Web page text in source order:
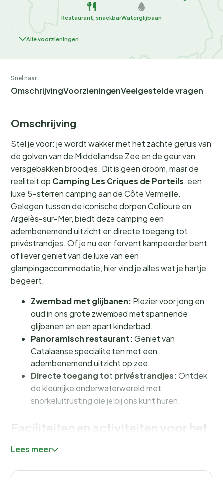
Restaurant, snackbarWaterglijbaan
Alle voorzieningen
Snel naar:
OmschrijvingVoorzieningenVeelgestelde vragen
Omschrijving
Stel je voor: je wordt wakker met het zachte geruis van
de golven van de Middellandse Zee en de geur van
versgebakken broodjes. Dit is geen droom, maar de
realiteit op Camping Les Criques de Porteils, een
luxe 5-sterren camping aan de Côte Vermeille.
Gelegen tussen de iconische dorpen Collioure en
Argelès-sur-Mer, biedt deze camping een
adembenemend uitzicht en directe toegang tot
privéstrandjes. Of je nu een fervent kampeerder bent
of liever geniet van de luxe van een
glampingaccommodatie, hier vind je alles wat je hartje
begeert.
Zwembad met glijbanen: Plezier voor jong en
oud in ons grote zwembad met spannende
glijbanen en een apart kinderbad.
Panoramisch restaurant:Geniet van
Catalaanse specialiteiten met een
adembenemend uitzicht op zee.
Directe toegang tot privéstrandjes:Ontdek
de kleurrijke onderwaterwereld met
snorkeluitrusting die je bij ons kunt huren.
Faciliteiten en activiteiten voor het
hele gezin
beleven. Voor de waterliefhebbers is er een groot
Lees meer